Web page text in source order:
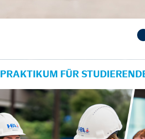
PRAKTIKUM FÜR